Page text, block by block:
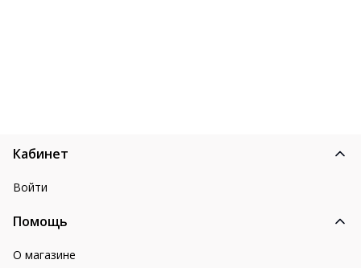
Кабинет
Войти
Помощь
О магазине